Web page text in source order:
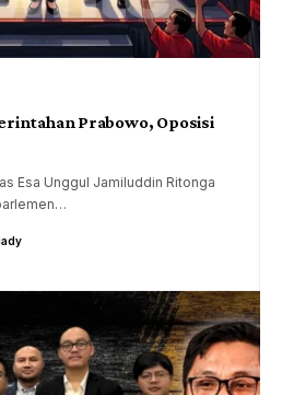
Prabowo, Oposisi
Esa Unggul Jamiluddin Ritonga